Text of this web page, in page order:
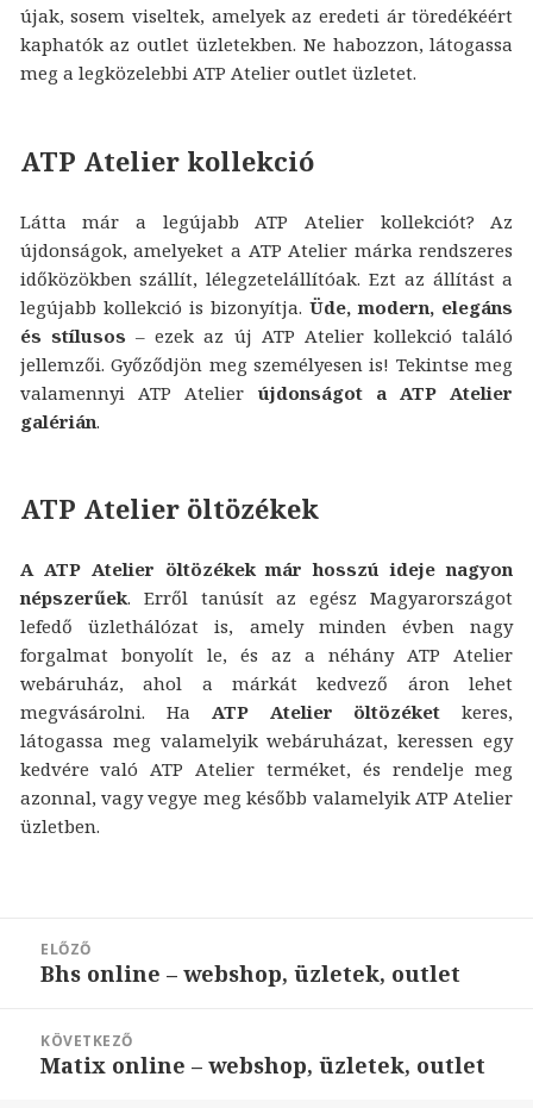
újak, sosem viseltek, amelyek az eredeti ár töredékéért
kaphatók az outlet üzletekben. Ne habozzon, látogassa
meg a legközelebbi ATP Atelier outlet üzletet.
ATP Atelier kollekció
Látta már a legújabb ATP Atelier kollekciót? Az
újdonságok, amelyeket a ATP Atelier márka rendszeres
időközökben szállít, lélegzetelállítóak. Ezt az állítást a
legújabb kollekció is bizonyítja.Üde, modern, elegáns
és stílusos – ezek az új ATP Atelier kollekció találó
jellemzői. Győződjön meg személyesen is! Tekintse meg
valamennyi ATP Atelier újdonságot a ATP Atelier
galérián.
ATP Atelier öltözékek
A ATP Atelier öltözékek már hosszú ideje nagyon
népszerűek. Erről tanúsít az egész Magyarországot
lefedő üzlethálózat is, amely minden évben nagy
forgalmat bonyolít le, és az a néhány ATP Atelier
webáruház, ahol a márkát kedvező áron lehet
megvásárolni. Ha ATP Atelier öltözéket keres,
látogassa meg valamelyik webáruházat, keressen egy
kedvére való ATP Atelier terméket, és rendelje meg
azonnal, vagy vegye meg később valamelyik ATP Atelier
üzletben.
navigáció
ELŐZŐ
Korábbi
Bhs online – webshop, üzletek, outlet
KÖVETKEZŐ
Következő
Matix online – webshop, üzletek, outlet